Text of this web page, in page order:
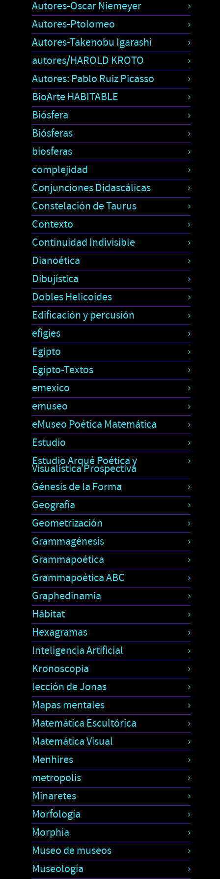
Autores-Oscar Niemeyer
Autores-Ptolomeo
Autores-Takenobu Igarashi
autores/HAROLD KROTO
Autores: Pablo Ruiz Picasso
BioArte HABITABLE
Biósfera
Biósferas
biosferas
complejidad
Conjunciones Didascálicas
Constelación de Taurus
Contexto
Continuidad Indivisible
Dianoética
Dibujística
Dobles Helicoides
Edificación y percusión
efigies
Egipto
Egipto-Textos
emexico
emuseo
eMuseo Poética Matemática
Estudio
Estudio Arqué Poética y
Visualística Prospectiva
Génesis de la Forma
Geografía
Geometrización
Grammagénesis
Grammapoética
Grammapoética ABC
Graphedinamia
Hábitat
Hexagramas
Inteligencia Artificial
Kronoscopia
lección de Jonas
Mapas mentales
Matemática Escultórica
Matemática Visual
Menhires
metropolis
Minaretes
Morfología
Morphia
Museo de museos
Museología